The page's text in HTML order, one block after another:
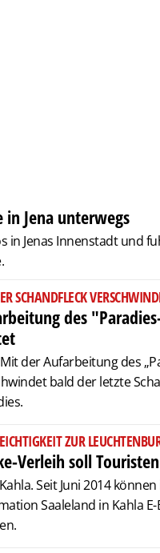
Jena unterwegs
in Jenas Innenstadt und
SCHANDFLECK
des
Mit der Aufarbeitung des
bald der letzte
ZUR
Verleih soll
Seit Juni 2014
Saaleland in Kahla